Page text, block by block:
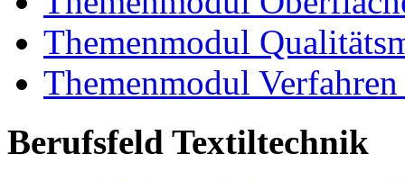
Themenmodul
Themenmodul
Berufsfeld Textiltechnik